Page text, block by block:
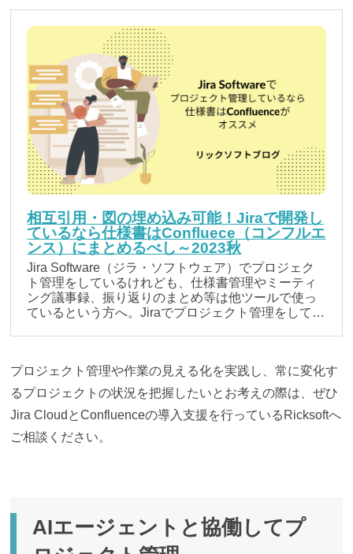
相互引用・図の埋め込み可能！Jiraで開発し
ているなら仕様書はConfluece（コンフルエ
ンス）にまとめるべし～2023秋
Jira Software（ジラ・ソフトウェア）でプロジェク
ト管理をしているけれども、仕様書管理やミーティ
ング議事録、振り返りのまとめ等は他ツールで使っ
ているという方へ。Jiraでプロジェクト管理をしてい
プロジェクト管理や作業の見える化を実践し、常に変化す
るプロジェクトの状況を把握したいとお考えの際は、ぜひ
Jira CloudとConfluenceの導入支援を行っているRicksoftへ
ご相談ください。
AIエージェントと協働してプ